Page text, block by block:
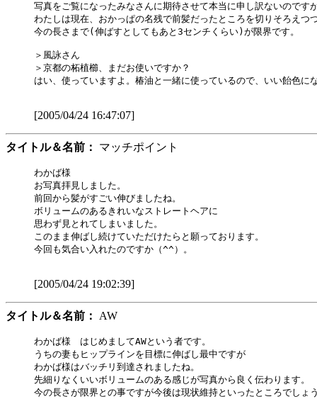
写真をご覧になったみなさんに期待させて本当に申し訳ないのです
わたしは現在、おかっぱの名残で前髪だったところを切りそろえつ
今の長さまで(伸ばすとしてもあと3センチくらい)が限界です。
＞風詠さん
＞京都の柘植櫛、まだお使いですか？
はい、使っていますよ。椿油と一緒に使っているので、いい飴色に
[2005/04/24 16:47:07]
タイトル＆名前： マッチポイント
わかば様
お写真拝見しました。
前回から髪がすごい伸びましたね。
ボリュームのあるきれいなストレートヘアに
思わず見とれてしまいました。
このまま伸ばし続けていただけたらと願っております。
今回も気合い入れたのですか（^^）。
[2005/04/24 19:02:39]
タイトル＆名前： AW
わかば様　はじめましてAWという者です。
うちの妻もヒップラインを目標に伸ばし最中ですが
わかば様はバッチリ到達されましたね。
先細りなくいいボリュームのある感じが写真から良く伝わります。
今の長さが限界との事ですが今後は現状維持といったところでしょ